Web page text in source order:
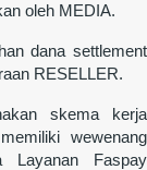
oleh MEDIA.
dana settlement
RESELLER.
skema kerja
wewenang
Layanan Faspay